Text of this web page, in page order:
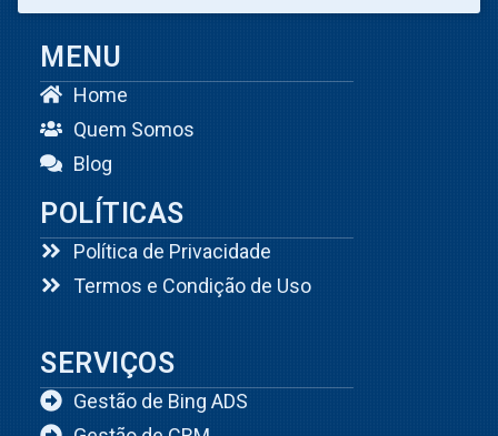
MENU
Home
Quem Somos
Blog
POLÍTICAS
Política de Privacidade
Termos e Condição de Uso
SERVIÇOS
Gestão de Bing ADS